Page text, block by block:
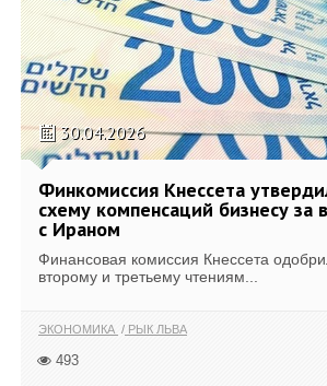
30.04.2026
Финкомиссия Кнессета
схему компенсаций бизнесу за
с Ираном
Финансовая комиссия Кнессета
второму и третьему чтениям...
ЭКОНОМИКА РЫК ЛЬВА
493